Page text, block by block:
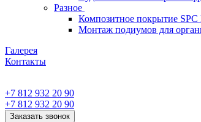
Разное
Композитное покрытие
Монтаж подиумов для
Галерея
Контакты
+7 812 932 20 90
+7 812 932 20 90
Заказать звонок